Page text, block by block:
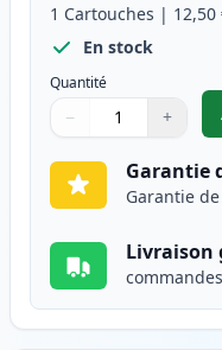
1 Cartouches | 12,50
En stock
Quantité
Quantité
Utilisez les boutons
− +
Quantité
Garantie
Garantie